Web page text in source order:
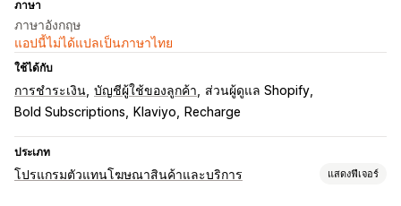
ภาษา
ภาษาอังกฤษ
แอปนี้ไม่ได้แปลเป็นภาษาไทย
ใช้ได้กับ
การชำระเงิน บัญชีผู้ใช้ของลูกค้า
ส่วนผู้ดูแล Shopify
Bold Subscriptions
Klaviyo Recharge
ประเภท
โปรแกรมตัวแทนโฆษณาสินค้าและบริการ แสดงฟีเจอร์